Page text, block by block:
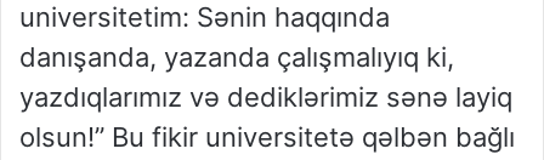
universitetim: Sənin haqqında
danışanda, yazanda çalışmalıyıq ki,
yazdıqlarımız və dediklərimiz sənə layiq
olsun!” Bu fikir universitetə qəlbən bağlı